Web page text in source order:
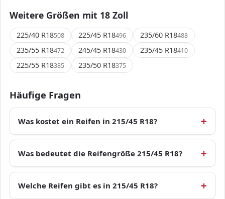
Weitere Größen mit 18 Zoll
225/40 R18508 225/45 R18496 235/60 R18488
235/55 R18472 245/45 R18430 235/45 R18410
225/55 R18385 235/50 R18375
Häufige Fragen
Was kostet ein Reifen in 215/45 R18?
Was bedeutet die Reifengröße 215/45 R18?
Welche Reifen gibt es in 215/45 R18?